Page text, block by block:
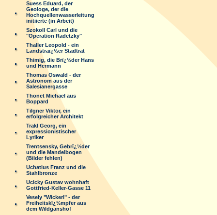
Suess Eduard, der
Geologe, der die
Hochquellenwasserleitung
initiierte (in Arbeit)
Szokoll Carl und die
"Operation Radetzky"
Thaller Leopold - ein
Landstraï¿½er Stadtrat
Thimig, die Brï¿½der Hans
und Hermann
Thomas Oswald - der
Astronom aus der
Salesianergasse
Thonet Michael aus
Boppard
Tilgner Viktor, ein
erfolgreicher Architekt
Trakl Georg, ein
expressionistischer
Lyriker
Trentsensky, Gebrï¿½der
und die Mandelbogen
(Bilder fehlen)
Uchatius Franz und die
Stahlbronze
Ucicky Gustav wohnhaft
Gottfried-Keller-Gasse 11
Vesely "Wickerl" - der
Freiheitskï¿½mpfer aus
dem Wildganshof